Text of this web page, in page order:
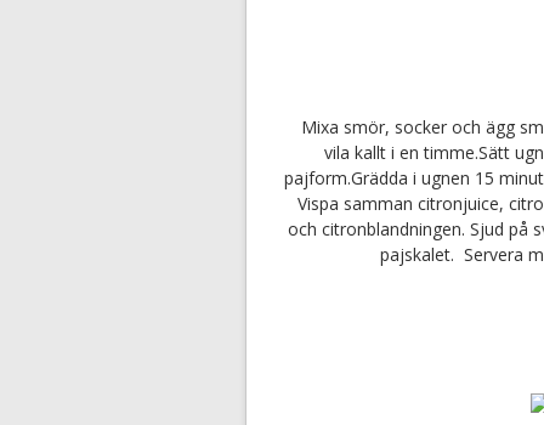
Mixa smör, socker och ägg
vila kallt i en timme.Sätt
pajform.Grädda i ugnen 15
Vispa samman citronjuice,
och citronblandningen. Sjud på
pajskalet. Servera